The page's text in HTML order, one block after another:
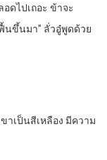
ดไปเถอะ ข้าจะ
นขึ้นมา” ลั่วอู๋พูดด้วย
เป็นสีเหลือง มีความ